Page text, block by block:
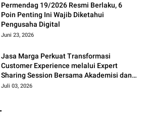
Permendag 19/2026 Resmi Berlaku, 6
Poin Penting Ini Wajib Diketahui
Pengusaha Digital
Juni 23, 2026
Jasa Marga Perkuat Transformasi
Customer Experience melalui Expert
Sharing Session Bersama Akademisi dan
Praktisi
Juli 03, 2026